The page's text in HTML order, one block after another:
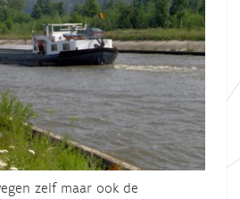
zelf maar ook de